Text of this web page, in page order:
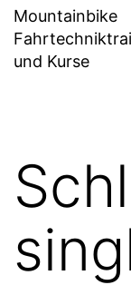
Mountainbike
und Kurse